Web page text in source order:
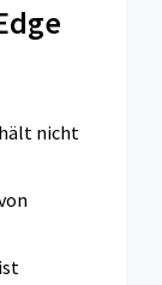
hält nicht